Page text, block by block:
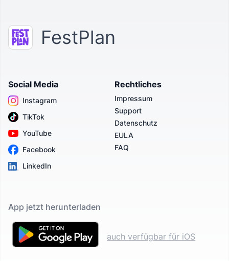
FestPlan
Social Media
Instagram
TikTok
YouTube
Facebook
LinkedIn
Rechtliches
Impressum
Support
Datenschutz
EULA
FAQ
App jetzt herunterladen
auch verfügbar für iOS